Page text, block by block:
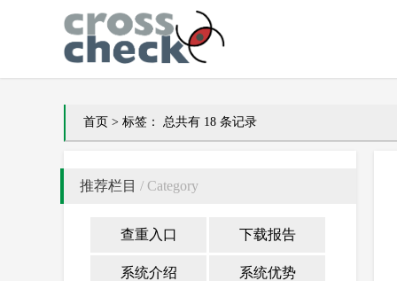
首页 > 标签： 总共有 18 条记录
推荐栏目 / Category
查重入口 下载报告
系统介绍 系统优势